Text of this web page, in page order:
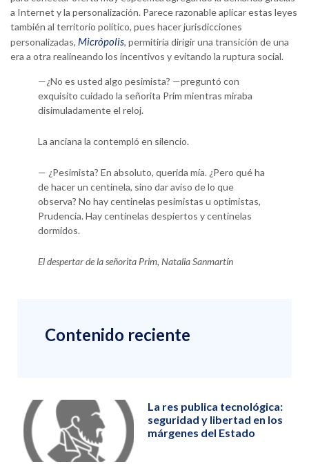
a Internet y la personalización. Parece razonable aplicar estas leyes
también al territorio político, pues hacer jurisdicciones
personalizadas, Micrópolis, permitiría dirigir una transición de una
era a otra realineando los incentivos y evitando la ruptura social.
—¿No es usted algo pesimista? —preguntó con
exquisito cuidado la señorita Prim mientras miraba
disimuladamente el reloj.
La anciana la contempló en silencio.
— ¿Pesimista? En absoluto, querida mía. ¿Pero qué ha
de hacer un centinela, sino dar aviso de lo que
observa? No hay centinelas pesimistas u optimistas,
Prudencia. Hay centinelas despiertos y centinelas
dormidos.
El despertar de la señorita Prim, Natalia Sanmartín
Contenido reciente
La res publica tecnológica:
seguridad y libertad en los
márgenes del Estado